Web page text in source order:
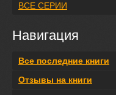
ВСЕ СЕРИИ
Навигация
Все последние книги
Отзывы на книги